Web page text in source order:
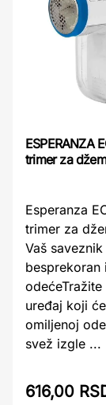
ESPERANZA
trimer za
Esperanza
trimer za
Vaš saveznik
besprekoran
uređaj koji
omiljenoj
svež izgle ...
616,00